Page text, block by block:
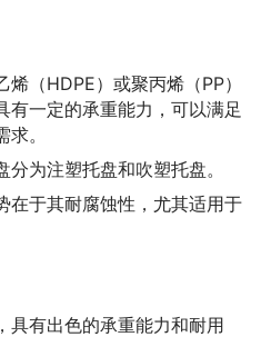
（HDPE）或聚丙烯（PP）
有一定的承重能力，可以满足
。
为注塑托盘和吹塑托盘。
在于其耐腐蚀性，尤其适用于
具有出色的承重能力和耐用